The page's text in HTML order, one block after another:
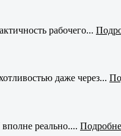
рабочего...
даже через...
реально....